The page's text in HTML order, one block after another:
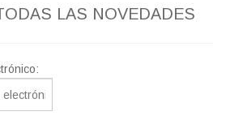
LAS NOVEDADES